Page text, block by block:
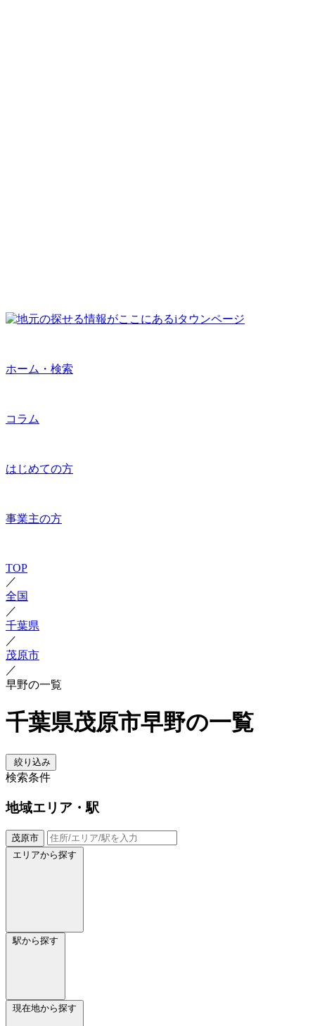
ホーム・検索
コラム
はじめての方
事業主の方
TOP
／
全国
／
千葉県
／
茂原市
／
早野の一覧
千葉県茂原市早野の一覧
絞り込み
検索条件
地域エリア・駅
茂原市
エリアから探す
駅から探す
現在地から探す